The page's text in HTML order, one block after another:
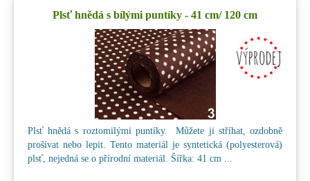
Plsť hnědá s bílými puntíky - 41 cm/ 120 cm
Plsť hnědá s roztomilými puntíky. Můžete ji stříhat, ozdobně
prošívat nebo lepit. Tento materiál je syntetická (polyesterová)
plsť, nejedná se o přírodní materiál. Šířka: 41 cm ...